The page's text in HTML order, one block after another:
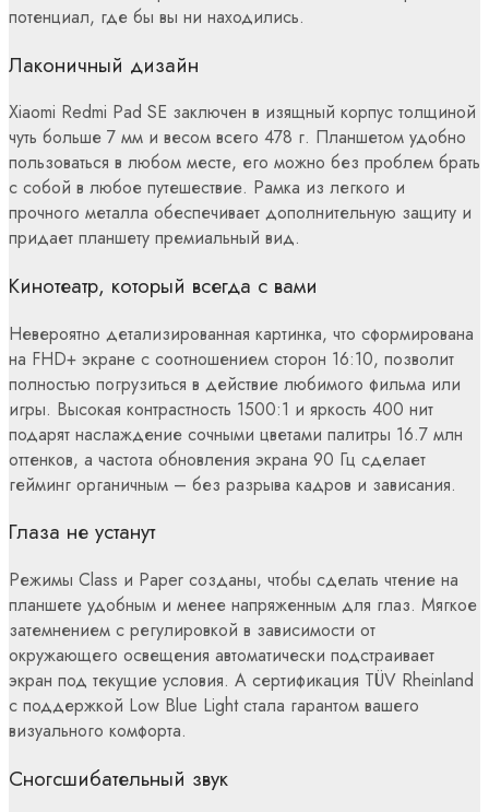
потенциал, где бы вы ни находились.
Лаконичный дизайн
Xiaomi Redmi Pad SE заключен в изящный корпус толщиной
чуть больше 7 мм и весом всего 478 г. Планшетом удобно
пользоваться в любом месте, его можно без проблем брать
с собой в любое путешествие. Рамка из легкого и
прочного металла обеспечивает дополнительную защиту и
придает планшету премиальный вид.
Кинотеатр, который всегда с вами
Невероятно детализированная картинка, что сформирована
на FHD+ экране с соотношением сторон 16:10, позволит
полностью погрузиться в действие любимого фильма или
игры. Высокая контрастность 1500:1 и яркость 400 нит
подарят наслаждение сочными цветами палитры 16.7 млн
оттенков, а частота обновления экрана 90 Гц сделает
гейминг органичным – без разрыва кадров и зависания.
Глаза не устанут
Режимы Class и Paper созданы, чтобы сделать чтение на
планшете удобным и менее напряженным для глаз. Мягкое
затемнением с регулировкой в зависимости от
окружающего освещения автоматически подстраивает
экран под текущие условия. А сертификация TÜV Rheinland
с поддержкой Low Blue Light стала гарантом вашего
визуального комфорта.
Сногсшибательный звук